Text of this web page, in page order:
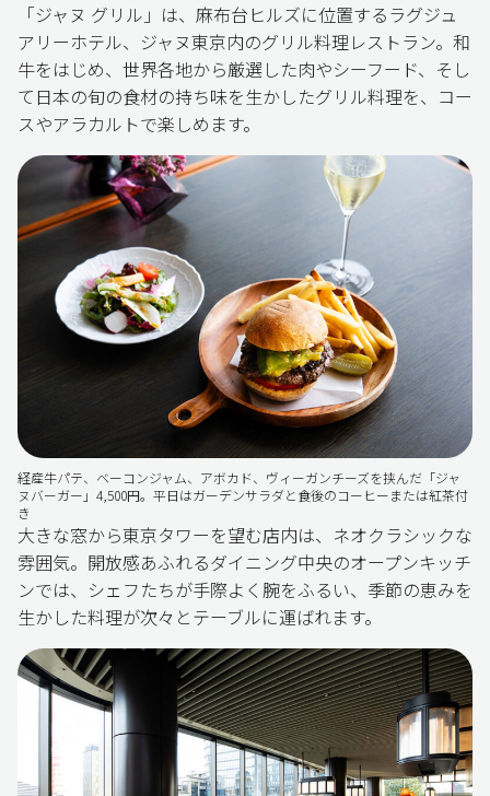
「ジャヌ グリル」は、麻布台ヒルズに位置するラグジュ
アリーホテル、ジャヌ東京内のグリル料理レストラン。和
牛をはじめ、世界各地から厳選した肉やシーフード、そし
て日本の旬の食材の持ち味を生かしたグリル料理を、コー
スやアラカルトで楽しめます。
経産牛パテ、ベーコンジャム、アボカド、ヴィーガンチーズを挟んだ「ジャ
ヌバーガー」4,500円。平日はガーデンサラダと食後のコーヒーまたは紅茶付
き
大きな窓から東京タワーを望む店内は、ネオクラシックな
雰囲気。開放感あふれるダイニング中央のオープンキッチ
ンでは、シェフたちが手際よく腕をふるい、季節の恵みを
生かした料理が次々とテーブルに運ばれます。